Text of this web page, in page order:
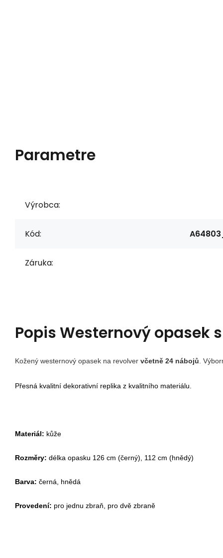
Parametre
Výrobca:
Kód:
Záruka:
PopisWesternový opasek
Kožený westernový opasek na revolver včetně 24 nábojů .
Přesná kvalitní dekorativní replika z kvalitního materiálu.
Materiál: kůže
Rozměry: délka opasku 126 cm (černý), 112 cm (hnědý)
Barva: černá, hnědá
Provedení: pro jednu zbraň, pro dvě zbraně